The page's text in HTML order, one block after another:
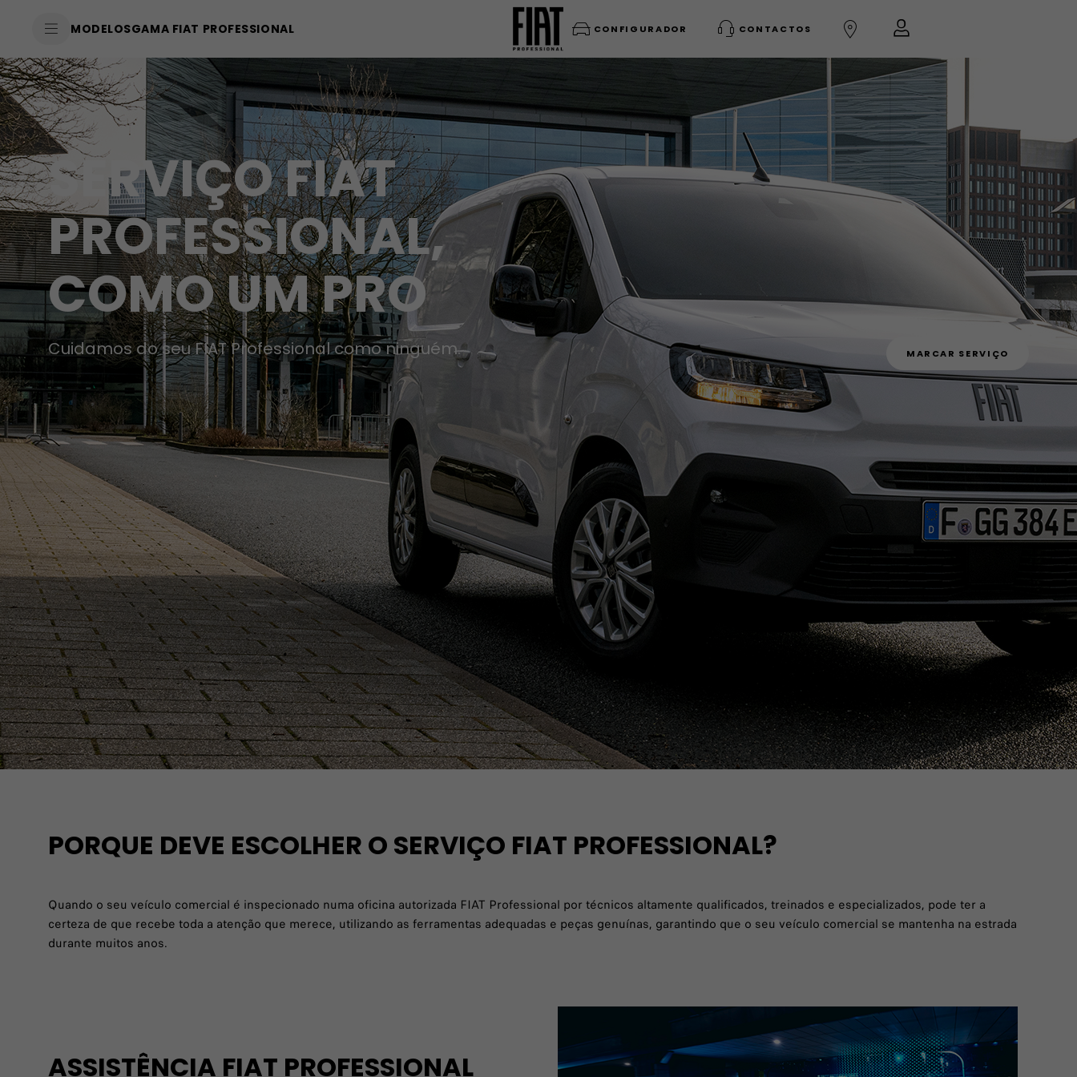
MODELOSGAMA FIAT PROFESSIONAL CONFIGURADOR CONTACTOS
SkiptoNavigationText
SERVIÇO FIAT
PROFESSIONAL,
COMO UM PRO
Cuidamos do seu FIAT Professional como ninguém. MARCAR SERVIÇO
PORQUE DEVE ESCOLHER O SERVIÇO FIAT PROFESSIONAL?
Quando o seu veículo comercial é inspecionado numa oficina autorizada FIAT Professional por técnicos altamente qualificados, treinados e especializados, pode ter a
certeza de que recebe toda a atenção que merece, utilizando as ferramentas adequadas e peças genuínas, garantindo que o seu veículo comercial se mantenha na estrada
durante muitos anos.
ASSISTÊNCIA FIAT PROFESSIONAL